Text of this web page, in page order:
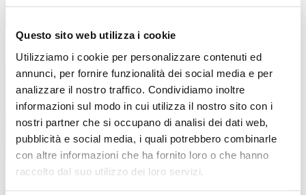
Questo sito web utilizza i cookie
Utilizziamo i cookie per personalizzare contenuti ed
annunci, per fornire funzionalità dei social media e per
analizzare il nostro traffico. Condividiamo inoltre
informazioni sul modo in cui utilizza il nostro sito con i
nostri partner che si occupano di analisi dei dati web,
pubblicità e social media, i quali potrebbero combinarle
con altre informazioni che ha fornito loro o che hanno
raccolto dal suo utilizzo dei loro servizi.
14 Aprile 2026
Una valle in formazione: imprese e
istituzioni a confronto ad ABF Albino
Focus group e inaugurazione dei nuovi
laboratori per rafforzare il